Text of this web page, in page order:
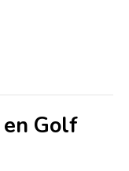
Golf